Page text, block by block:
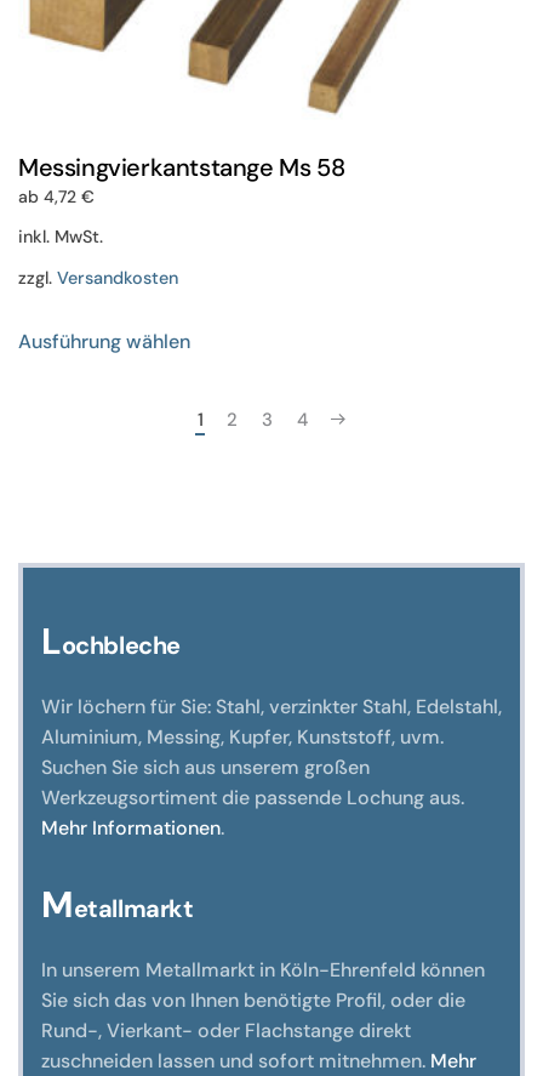
Messingvierkantstange Ms 58
ab 4,72 €
inkl. MwSt.
zzgl. Versandkosten
Ausführung wählenProdukt
mehrere
Varianten
können
werden
1 2 3 4
Lochbleche
Wir löchern für Sie: Stahl, verzinkter Stahl, Edelstahl,
Aluminium, Messing, Kupfer, Kunststoff, uvm.
Suchen Sie sich aus unserem großen
Werkzeugsortiment die passende Lochung aus.
Mehr Informationen.
Metallmarkt
In unserem Metallmarkt in Köln-Ehrenfeld können
Sie sich das von Ihnen benötigte Profil, oder die
Rund-, Vierkant- oder Flachstange direkt
zuschneiden lassen und sofort mitnehmen. Mehr